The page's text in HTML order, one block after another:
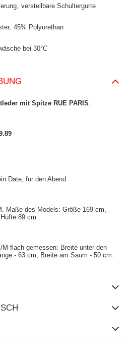
verstellbare Schultergurte
45% Polyurethan
bei 30°C
mit Spitze RUE PARIS
Date, für den Abend
Maße des Models: Größe 169 cm,
89 cm
flach gemessen: Breite unter den
- 63 cm, Breite am Saum - 50 cm.